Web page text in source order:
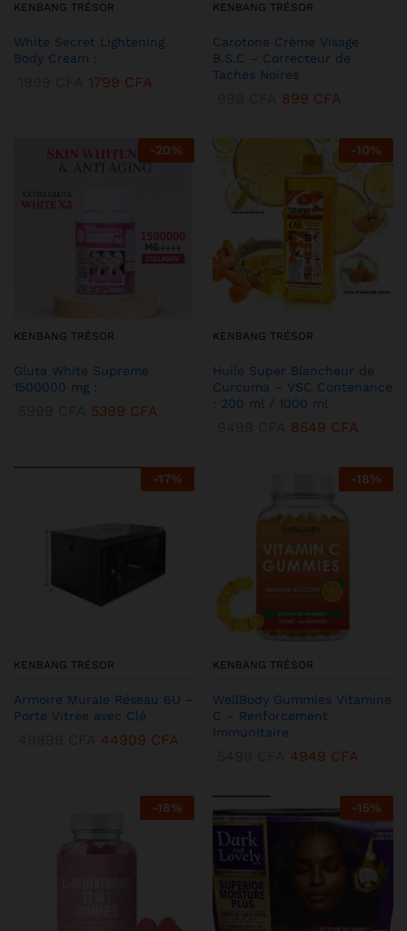
KENBANG TRÉSOR
White Secret Lightening
Body Cream :
1799 CFA
KENBANG TRÉSOR
Carotone Crème Visage
B.S.C – Correcteur de
Taches Noires
899 CFA
-20%
KENBANG TRÉSOR
Gluta White Supreme
1500000 mg :
5399 CFA
-10%
KENBANG TRÉSOR
Huile Super Blancheur de
Curcuma – VSC Contenance
: 200 ml / 1000 ml
8549 CFA
-17%
KENBANG TRÉSOR
Armoire Murale Réseau 6U –
Porte Vitrée avec Clé
44909 CFA
-18%
KENBANG TRÉSOR
WellBody Gummies Vitamine
C – Renforcement
Immunitaire
4949 CFA
-18% -15%